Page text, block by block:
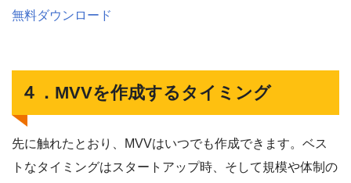
無料ダウンロード
４．MVVを作成するタイミング
先に触れたとおり、MVVはいつでも作成できます。ベス
トなタイミングはスタートアップ時、そして規模や体制の